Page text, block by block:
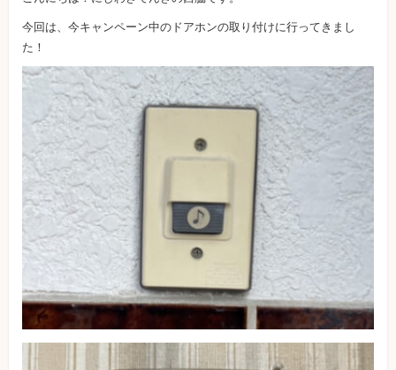
今回は、今キャンペーン中のドアホンの取り付けに行ってきまし
た！